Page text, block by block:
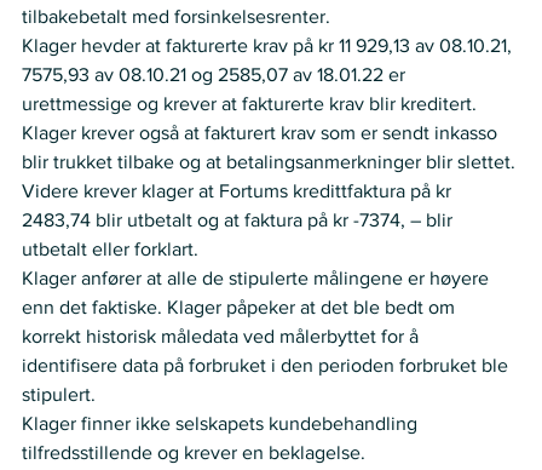
tilbakebetalt med forsinkelsesrenter.
Klager hevder at fakturerte krav på kr 11 929,13 av 08.10.21,
7575,93 av 08.10.21 og 2585,07 av 18.01.22 er
urettmessige og krever at fakturerte krav blir kreditert.
Klager krever også at fakturert krav som er sendt inkasso
blir trukket tilbake og at betalingsanmerkninger blir slettet.
Videre krever klager at Fortums kredittfaktura på kr
2483,74 blir utbetalt og at faktura på kr -7374, – blir
utbetalt eller forklart.
Klager anfører at alle de stipulerte målingene er høyere
enn det faktiske. Klager påpeker at det ble bedt om
korrekt historisk måledata ved målerbyttet for å
identifisere data på forbruket i den perioden forbruket ble
stipulert.
Klager finner ikke selskapets kundebehandling
tilfredsstillende og krever en beklagelse.